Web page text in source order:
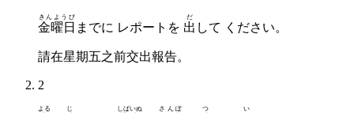
金曜日
きんようび
までに レポートを 出
だ
して ください。
請在星期五之前交出報告。
2
よる じ しばいぬ さんぽ つ い